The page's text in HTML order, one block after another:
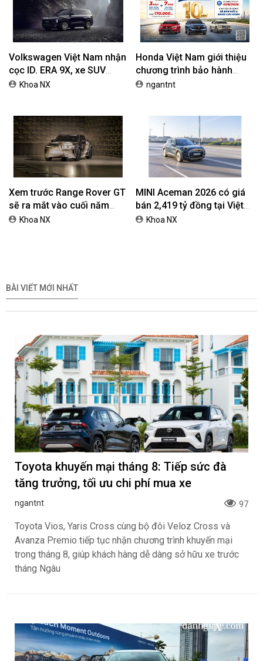
Volkswagen Việt Nam nhận
cọc ID. ERA 9X, xe SUV
EREV dự kiến giá dưới 3 tỷ
Khoa NX
Honda Việt Nam giới thiệu
chương trình bảo hành
chính hãng lên tới 10 năm
ngantnt
Xem trước Range Rover GT
sẽ ra mắt vào cuối năm
2026Khoa NX
MINI Aceman 2026 có giá
bán 2,419 tỷ đồng tại Việt
NamKhoa NX
BÀI VIẾT MỚI NHẤT
Toyota khuyến mại tháng 8: Tiếp sức đà
tăng trưởng, tối ưu chi phí mua xe
ngantnt 97
Toyota Vios, Yaris Cross cùng bộ đôi Veloz Cross và
Avanza Premio tiếp tục nhận chương trình khuyến mại
trong tháng 8, giúp khách hàng dễ dàng sở hữu xe trước
tháng Ngâu